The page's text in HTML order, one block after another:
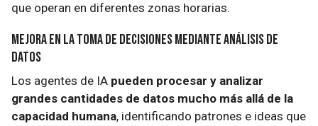
que operan en diferentes zonas horarias.
Mejora en la Toma de Decisiones Mediante Análisis de
Datos
Los agentes de IA pueden procesar y analizar
grandes cantidades de datos mucho más allá de la
capacidad humana, identificando patrones e ideas que